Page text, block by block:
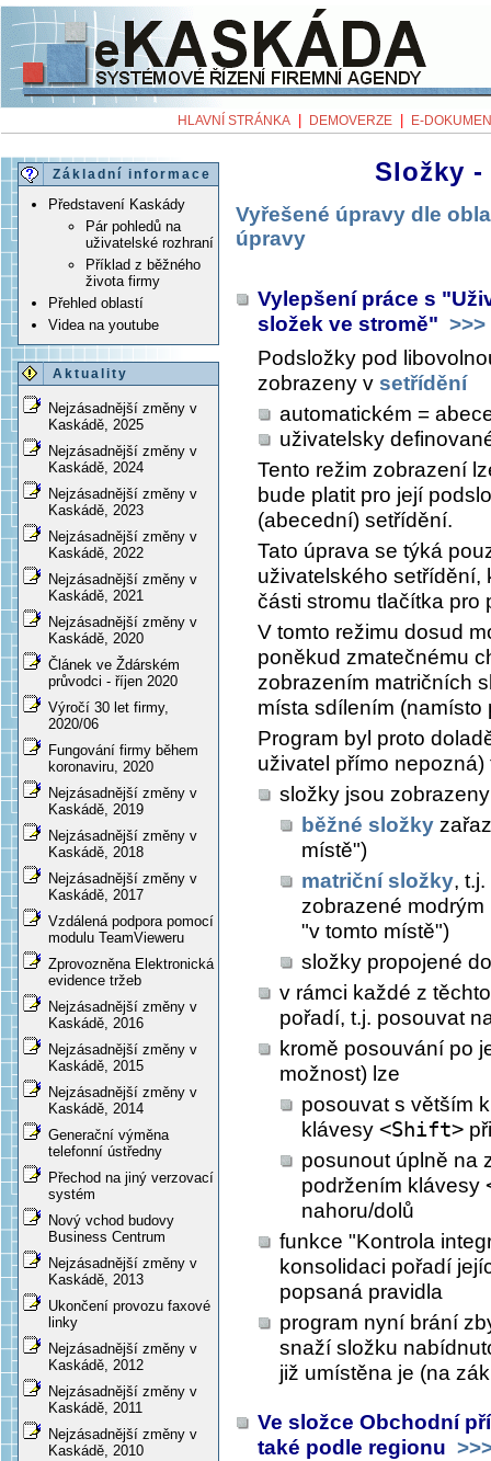
HLAVNÍ STRÁNKA DEMOVERZE E-
Základní informace
Představení Kaskády
Pár pohledů na
uživatelské rozhraní
Příklad z běžného
života firmy
Přehled oblastí
Videa na youtube
Aktuality
Nejzásadnější změny v
Kaskádě, 2025
Nejzásadnější změny v
Kaskádě, 2024
Nejzásadnější změny v
Kaskádě, 2023
Nejzásadnější změny v
Kaskádě, 2022
Nejzásadnější změny v
Kaskádě, 2021
Nejzásadnější změny v
Kaskádě, 2020
Článek ve Ždárském
průvodci - říjen 2020
Výročí 30 let firmy,
2020/06
Fungování firmy během
koronaviru, 2020
Nejzásadnější změny v
Kaskádě, 2019
Nejzásadnější změny v
Kaskádě, 2018
Nejzásadnější změny v
Kaskádě, 2017
Vzdálená podpora pomocí
modulu TeamVieweru
Zprovozněna Elektronická
evidence tržeb
Nejzásadnější změny v
Kaskádě, 2016
Nejzásadnější změny v
Kaskádě, 2015
Nejzásadnější změny v
Kaskádě, 2014
Generační výměna
telefonní ústředny
Přechod na jiný verzovací
systém
Nový vchod budovy
Business Centrum
Nejzásadnější změny v
Kaskádě, 2013
Ukončení provozu faxové
linky
Nejzásadnější změny v
Kaskádě, 2012
Nejzásadnější změny v
Kaskádě, 2011
Nejzásadnější změny v
Kaskádě, 2010
Složky -
Vyřešené úpravy dle
úpravy
Vylepšení práce s
složek ve stromě" >>>
Podsložky pod
zobrazeny v setřídění
automatickém =
uživatelsky
Tento režim zobrazení
bude platit pro její
(abecední) setřídění.
Tato úprava se týká
uživatelského setřídění,
části stromu tlačítka pro
V tomto režimu dosud
poněkud zmatečnému
zobrazením matričních
místa sdílením (namísto
Program byl proto
uživatel přímo
složky jsou
běžné složky
místě")
matriční složky,
zobrazené
"v tomto místě")
složky propojené
v rámci každé z
pořadí, t.j. posouvat
kromě posouvání po
možnost) lze
posouvat s větším
klávesy <Shift>
posunout úplně na
podržením klávesy
nahoru/dolů
funkce "Kontrola
konsolidaci pořadí
popsaná pravidla
program nyní brání
snaží složku
již umístěna je (na
Ve složce Obchodní
také podle regionu